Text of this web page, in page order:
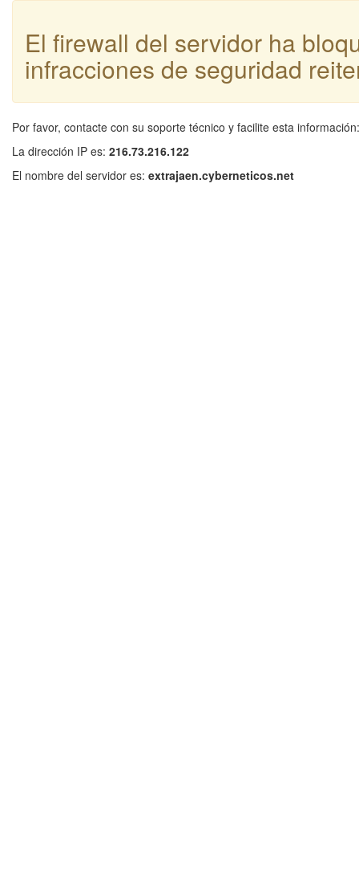
El firewall del servidor ha
infracciones de seguridad
Por favor, contacte con su soporte técnico y facilite esta información:
La dirección IP es: 216.73.216.122
El nombre del servidor es: extrajaen.cyberneticos.net